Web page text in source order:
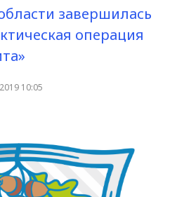
завершилась
операция
10:05